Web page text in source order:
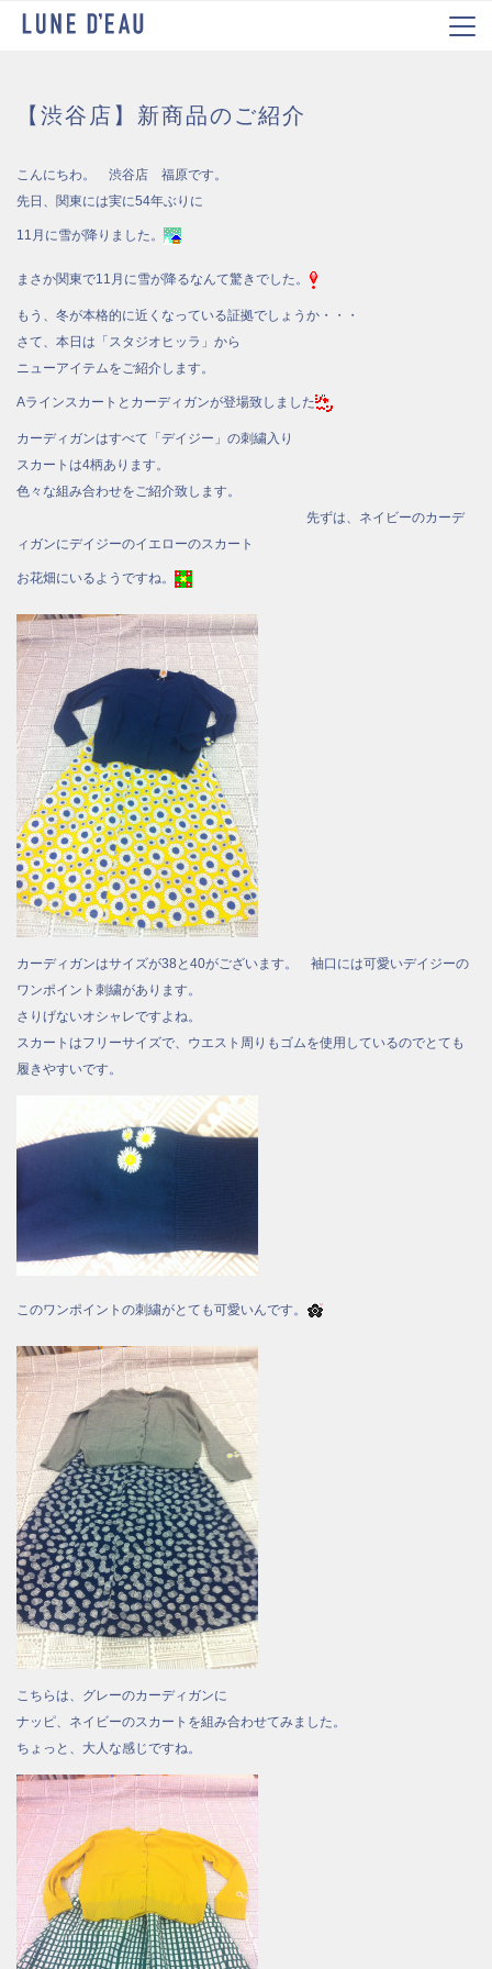
【渋谷店】新商品のご紹介
こんにちわ。 渋谷店 福原です。
先日、関東には実に54年ぶりに
11月に雪が降りました。
まさか関東で11月に雪が降るなんて驚きでした。
もう、冬が本格的に近くなっている証拠でしょうか・・・
さて、本日は「スタジオヒッラ」から
ニューアイテムをご紹介します。
Aラインスカートとカーディガンが登場致しました
カーディガンはすべて「デイジー」の刺繍入り
スカートは4柄あります。
色々な組み合わせをご紹介致します。
先ずは、ネイビーのカーデ
ィガンにデイジーのイエローのスカート
お花畑にいるようですね。
カーディガンはサイズが38と40がございます。 袖口には可愛いデイジーの
ワンポイント刺繍があります。
さりげないオシャレですよね。
スカートはフリーサイズで、ウエスト周りもゴムを使用しているのでとても
履きやすいです。
このワンポイントの刺繍がとても可愛いんです。
こちらは、グレーのカーディガンに
ナッピ、ネイビーのスカートを組み合わせてみました。
ちょっと、大人な感じですね。